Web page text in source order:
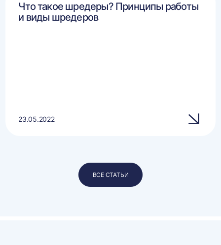
Что такое шредеры? Принципы работы
и виды шредеров
23.05.2022
ВСЕ СТАТЬИ